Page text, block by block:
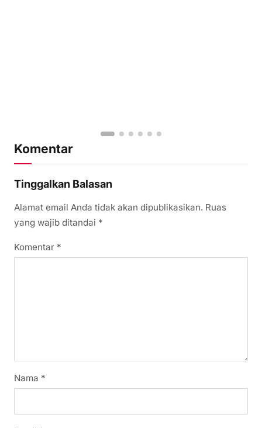
Komentar
Tinggalkan Balasan
Alamat email Anda tidak akan dipublikasikan. Ruas
yang wajib ditandai *
Komentar *
Nama *